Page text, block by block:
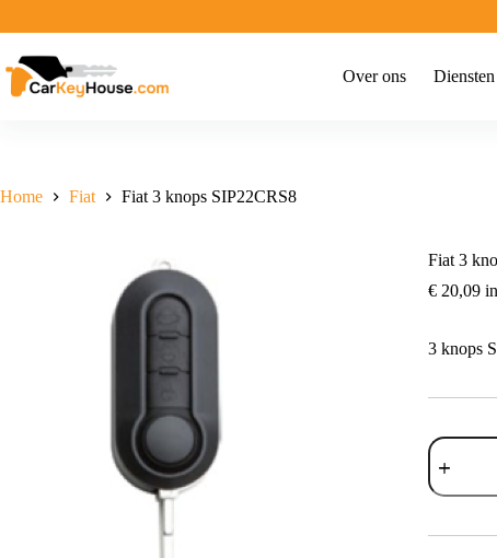
inhoud
Over ons Diensten
Home Fiat Fiat 3 knops SIP22CRS8
Fiat 3
€20,09
3 knops
Fiat
knops